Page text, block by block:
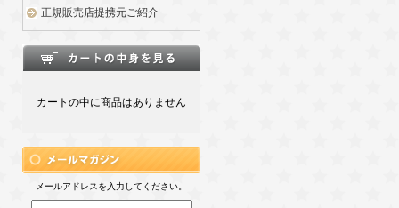
正規販売店提携元ご紹介
カートの中に商品はありません
メールアドレスを入力してください。